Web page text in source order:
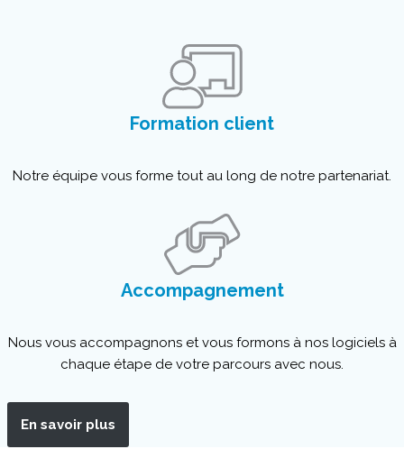
Formation client
Notre équipe vous forme tout au long de notre partenariat.
Accompagnement
Nous vous accompagnons et vous formons à nos logiciels à
chaque étape de votre parcours avec nous.
En savoir plus